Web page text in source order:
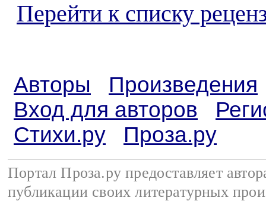
Перейти к списку
Авторы
Произведения
Вход для авторов
Стихи.ру
Проза.ру
Портал Проза.ру предоставляет
публикации своих литературных